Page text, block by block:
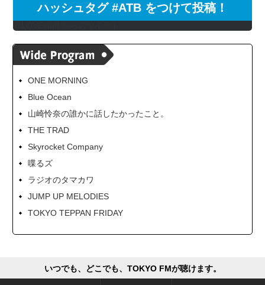
ハッシュタグ #ATB をつけて投稿！
ONE MORNING
Blue Ocean
山崎怜奈の誰かに話したかったこと。
THE TRAD
Skyrocket Company
喋るズ
ラジオのタマカワ
JUMP UP MELODIES
TOKYO TEPPAN FRIDAY
いつでも、どこでも、TOKYO FMが聴けます。